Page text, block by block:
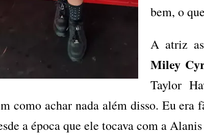
bem, o
A atriz
Miley
Taylor
como achar nada além disso. Eu era
a época que ele tocava com a